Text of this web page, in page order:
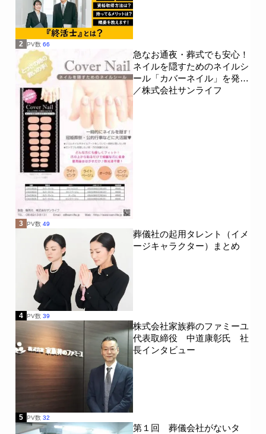
2 PV数 66
急なお通夜・葬式でも安心！
ネイルを隠すためのネイルシ
ール「カバーネイル」を発売
／株式会社サンライフ
3 PV数 49
葬儀社の起用タレント（イメ
ージキャラクター）まとめ
4 PV数 39
株式会社家族葬のファミーユ
代表取締役 中道康彰氏 社
長インタビュー
5 PV数 32
第１回 葬儀会社がないタ